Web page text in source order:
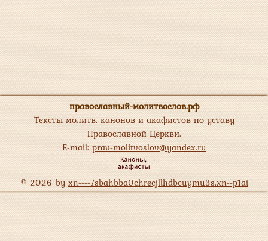
православный-молитвослов.рф
Тексты молитв, канонов и акафистов по уставу
Православной Церкви.
E-mail: prav-molitvoslov@yandex.ru
© 2026 byxn----7sbahbba0chrecjllhdbcuymu3s.xn--p1ai